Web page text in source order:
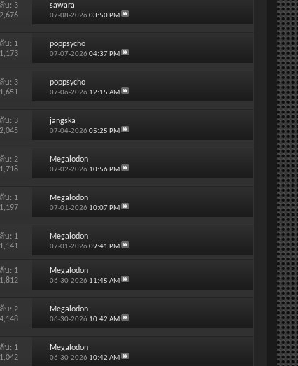
บ: 3
sawara
07-08-2026 03:50 PM
บ: 1
poppsycho
07-07-2026 04:37 PM
บ: 3
poppsycho
07-06-2026 12:15 AM
บ: 3
jangska
07-04-2026 05:25 PM
บ:2
Megalodon
07-02-2026 10:56 PM
บ: 1
Megalodon
07-01-2026 10:07 PM
บ: 1
Megalodon
07-01-2026 09:41 PM
บ: 1
Megalodon
06-30-2026 11:45 AM
บ:2
Megalodon
06-30-2026 10:42 AM
บ: 1
Megalodon
06-30-2026 10:42 AM